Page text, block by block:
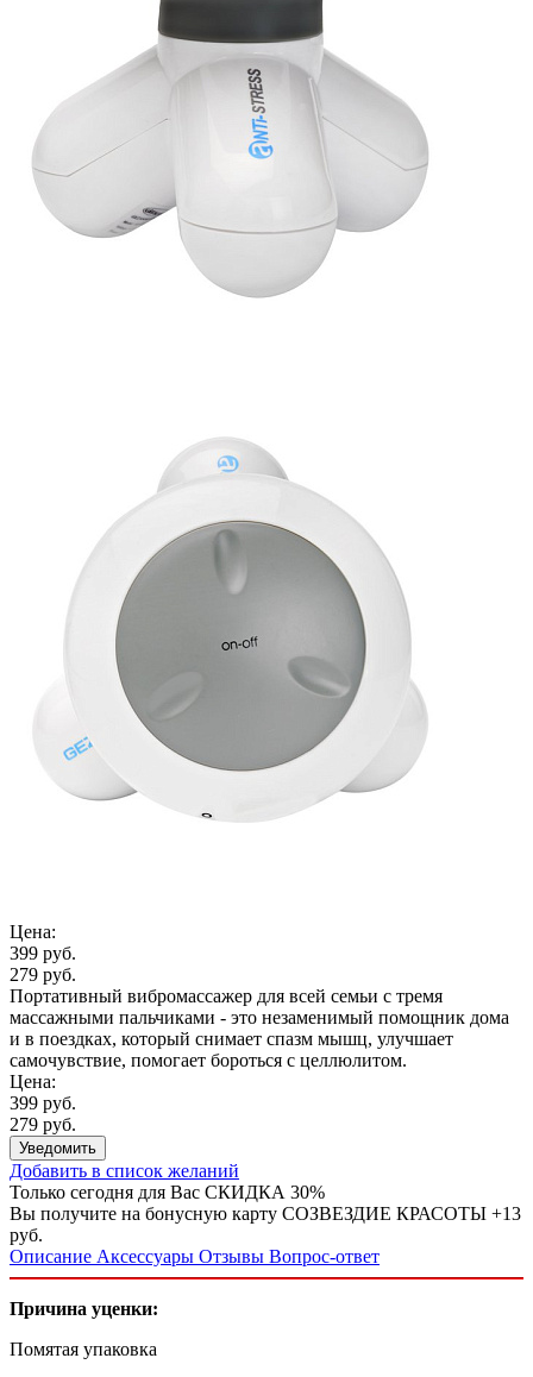
Цена:
399 руб.
279 руб.
Портативный вибромассажер для всей семьи с тремя
массажными пальчиками - это незаменимый помощник дома
и в поездках, который снимает спазм мышц, улучшает
самочувствие, помогает бороться с целлюлитом.
Цена:
399 руб.
279 руб.
Уведомить
Добавить в список желаний
Только сегодня для Вас СКИДКА 30%
Вы получите на бонусную карту СОЗВЕЗДИЕ КРАСОТЫ +13
руб.
Описание Аксессуары Отзывы Вопрос-ответ
Причина уценки:
Помятая упаковка